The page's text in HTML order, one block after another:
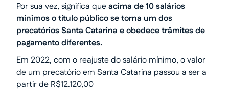
Por sua vez, significa queacima de 10 salários
mínimos o título público se torna um dos
precatórios Santa Catarina e obedece trâmites de
pagamento diferentes.
Em 2022, com o reajuste do salário mínimo, o valor
de um precatório em Santa Catarina passou a ser a
partir de R$12.120,00